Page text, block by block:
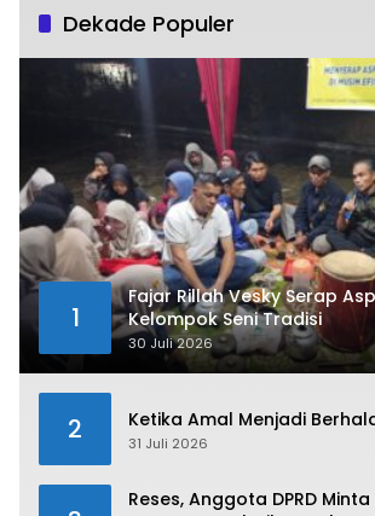
Dekade Populer
1
Fajar Rillah Vesky Serap
Kelompok Seni Tradisi
30 Juli 2026
2 Ketika Amal Menjadi
31 Juli 2026
Reses, Anggota DPRD